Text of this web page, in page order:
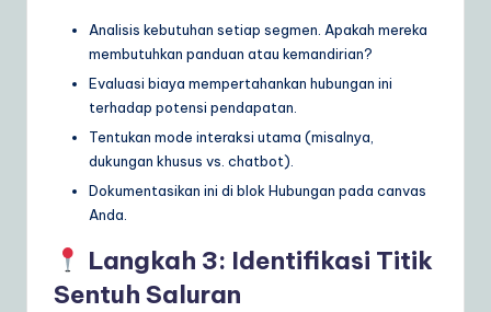
Analisis kebutuhan setiap segmen. Apakah mereka
membutuhkan panduan atau kemandirian?
Evaluasi biaya mempertahankan hubungan ini
terhadap potensi pendapatan.
Tentukan mode interaksi utama (misalnya,
dukungan khusus vs. chatbot).
Dokumentasikan ini di blok Hubungan pada canvas
Anda.
Langkah 3: Identifikasi Titik
Sentuh Saluran